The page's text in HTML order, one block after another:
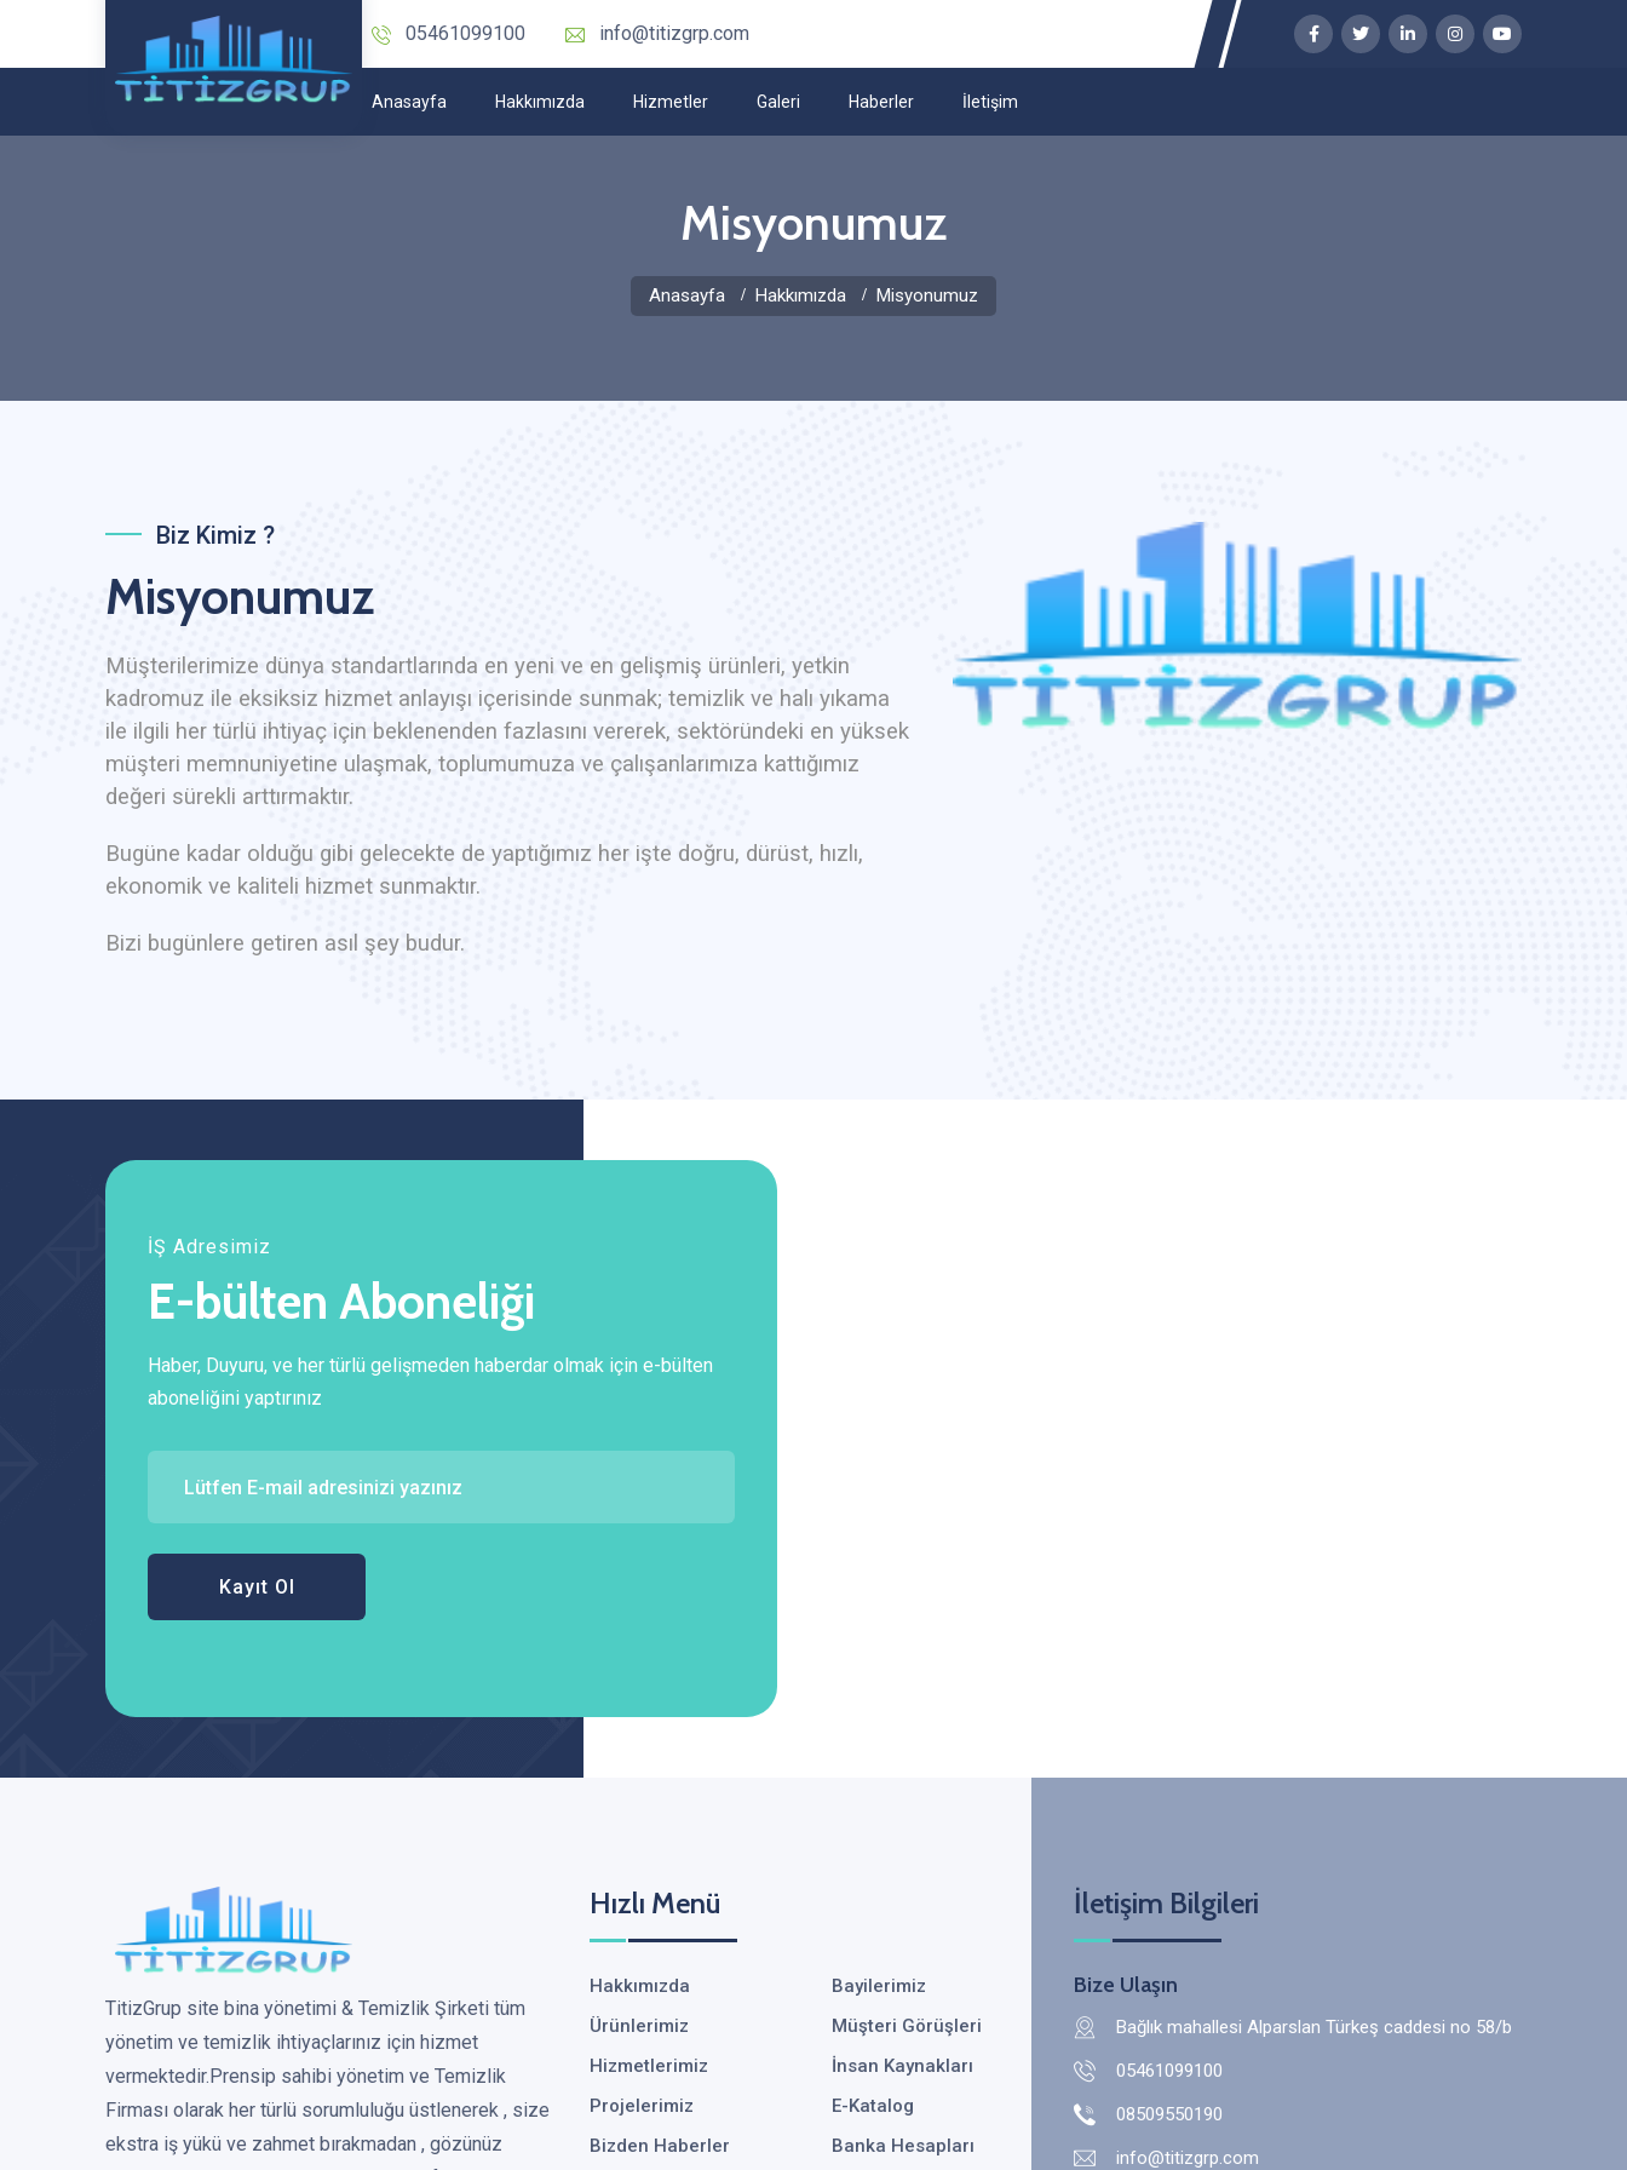
05461099100 info@titizgrp.com
Anasayfa Hakkımızda Hizmetler Galeri Haberler İletişim
Misyonumuz
Anasayfa Hakkımızda Misyonumuz
Biz Kimiz ?
Misyonumuz
Müşterilerimize dünya standartlarında en yeni ve en gelişmiş ürünleri, yetkin
kadromuz ile eksiksiz hizmet anlayışı içerisinde sunmak; temizlik ve halı yıkama
ile ilgili her türlü ihtiyaç için beklenenden fazlasını vererek, sektöründeki en yüksek
müşteri memnuniyetine ulaşmak, toplumumuza ve çalışanlarımıza kattığımız
değeri sürekli arttırmaktır.
Bugüne kadar olduğu gibi gelecekte de yaptığımız her işte doğru, dürüst, hızlı,
ekonomik ve kaliteli hizmet sunmaktır.
Bizi bugünlere getiren asıl şey budur.
İŞ Adresimiz
E-bülten Aboneliği
Haber, Duyuru, ve her türlü gelişmeden haberdar olmak için e-bülten
aboneliğini yaptırınız
Kayıt Ol
TitizGrup site bina yönetimi & Temizlik Şirketi tüm
yönetim ve temizlik ihtiyaçlarınız için hizmet
vermektedir.Prensip sahibi yönetim ve Temizlik
Firması olarak her türlü sorumluluğu üstlenerek , size
ekstra iş yükü ve zahmet bırakmadan , gözünüz
Hızlı Menü
Hakkımızda
Ürünlerimiz
Hizmetlerimiz
Projelerimiz
Bizden Haberler
Bayilerimiz
Müşteri Görüşleri
İnsan Kaynakları
E-Katalog
Banka Hesapları
İletişim Bilgileri
Bize Ulaşın
Bağlık mahallesi Alparslan Türkeş caddesi no 58/b
05461099100
08509550190
info@titizgrp.com